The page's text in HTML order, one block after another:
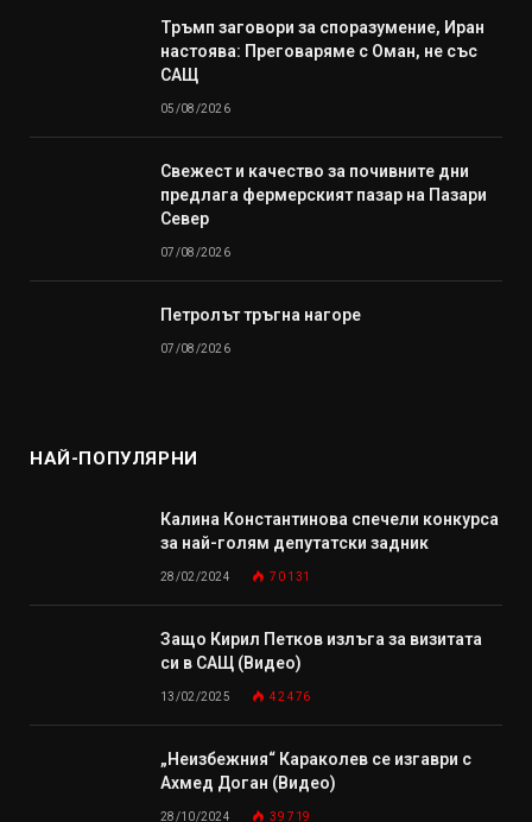
Тръмп заговори за споразумение, Иран
настоява: Преговаряме с Оман, не със
САЩ
05/08/2026
Свежест и качество за почивните дни
предлага фермерският пазар на Пазари
Север
07/08/2026
Петролът тръгна нагоре
07/08/2026
НАЙ-ПОПУЛЯРНИ
Калина Константинова спечели конкурса
за най-голям депутатски задник
28/02/2024 70 131
Защо Кирил Петков излъга за визитата
си в САЩ (Видео)
13/02/2025 42 476
„Неизбежния“ Караколев се изгаври с
Ахмед Доган (Видео)
28/10/2024 39 719